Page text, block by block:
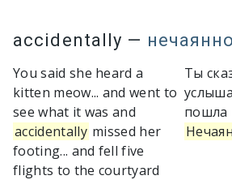
accidentally — нечаянно
You said she heard a
kitten meow... and went to
see what it was and
accidentally missed her
footing... and fell five
flights to the courtyard
Ты
пошла